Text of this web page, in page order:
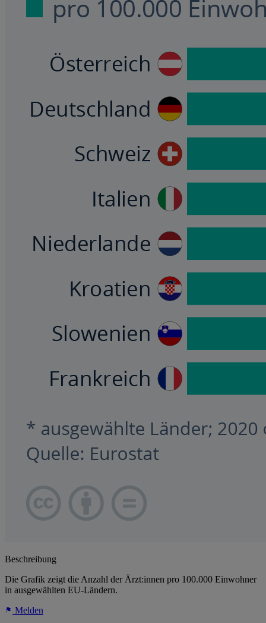
Beschreibung
Die Grafik zeigt die Anzahl der Ärzt:innen pro 100.000 Einwohner
in ausgewählten EU-Ländern.
Melden